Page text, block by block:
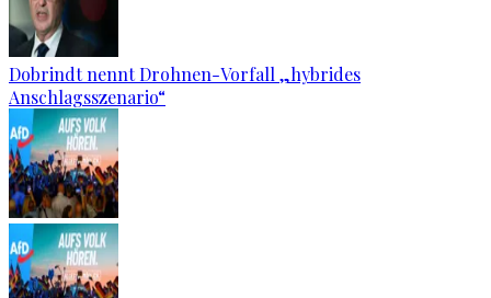
Dobrindt nennt Drohnen-Vorfall „hybrides
Anschlagsszenario“